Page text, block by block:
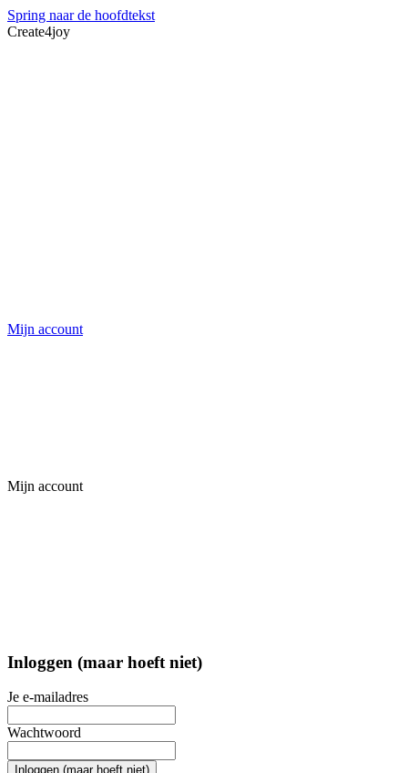
Spring naar de hoofdtekst
Create4joy
Mijn account
Mijn account
Inloggen (maar hoeft niet)
Je e-mailadres
Wachtwoord
Inloggen (maar hoeft niet)